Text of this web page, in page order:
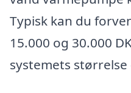
Typisk kan du
15.000 og 30.000
systemets